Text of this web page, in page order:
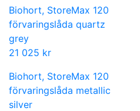
Biohort, StoreMax 120
förvaringslåda quartz
grey
21 025 kr
Biohort, StoreMax 120
förvaringslåda metallic
silver